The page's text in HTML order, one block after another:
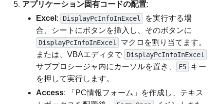
アプリケーション固有コードの配置:
Excel : DisplayPcInfoInExcel
を実行する場
合、シートにボタンを挿入し、そのボタンに
DisplayPcInfoInExcel
マクロを割り当てます。
または、VBAエディタで
DisplayPcInfoInExcel
サブプロシージャ内にカーソルを置き、 F5
キー
を押して実行します。
Access: 「PC情報フォーム」を作成し、テキス